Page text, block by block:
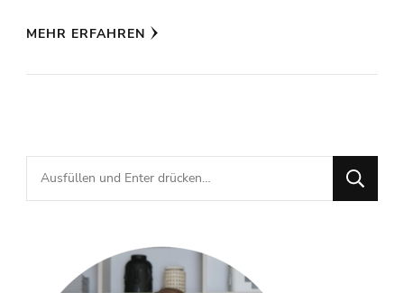
MEHR ERFAHREN
Suchst
du